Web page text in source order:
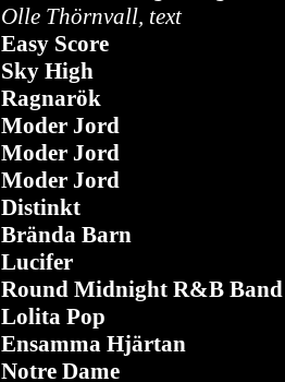
Olle Thörnvall, text
Easy Score
Sky High
Ragnarök
Moder Jord
Moder Jord
Moder Jord
Distinkt
Brända Barn
Lucifer
Round Midnight R&B Band
Lolita Pop
Ensamma Hjärtan
Notre Dame